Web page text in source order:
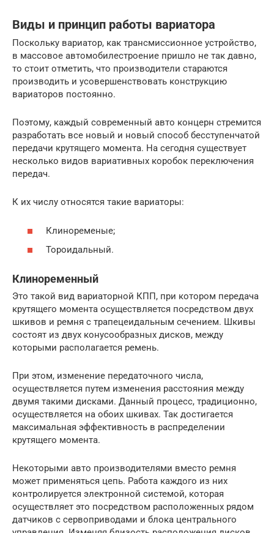
Виды и принцип работы вариатора
Поскольку вариатор, как трансмиссионное устройство,
в массовое автомобилестроение пришло не так давно,
то стоит отметить, что производители стараются
производить и усовершенствовать конструкцию
вариаторов постоянно.
Поэтому, каждый современный авто концерн стремится
разработать все новый и новый способ бесступенчатой
передачи крутящего момента. На сегодня существует
несколько видов вариативных коробок переключения
передач.
К их числу относятся такие вариаторы:
Клиноременые;
Тороидальный.
Клиноременный
Это такой вид вариаторной КПП, при котором передача
крутящего момента осуществляется посредством двух
шкивов и ремня с трапецеидальным сечением. Шкивы
состоят из двух конусообразных дисков, между
которыми располагается ремень.
При этом, изменение передаточного числа,
осуществляется путем изменения расстояния между
двумя такими дисками. Данный процесс, традиционно,
осуществляется на обоих шкивах. Так достигается
максимальная эффективность в распределении
крутящего момента.
Некоторыми авто производителями вместо ремня
может применяться цепь. Работа каждого из них
контролируется электронной системой, которая
осуществляет это посредством расположенных рядом
датчиков с сервоприводами и блока центрального